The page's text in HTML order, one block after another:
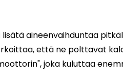
aineenvaihduntaa
että ne polttavat
joka kuluttaa